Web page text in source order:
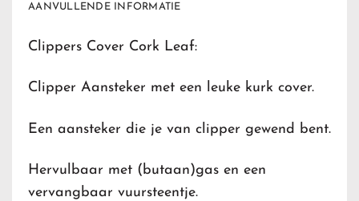
AANVULLENDE INFORMATIE
Clippers Cover Cork Leaf:
Clipper Aansteker met een leuke kurk cover.
Een aansteker die je van clipper gewend bent.
Hervulbaar met (butaan)gas en een
vervangbaar vuursteentje.